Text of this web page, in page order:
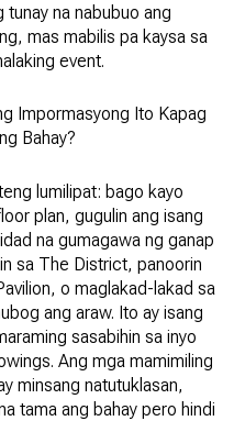
na nabubuo ang
mas mabilis pa kaysa sa
event.
Impormasyong Ito Kapag
Bahay?
lumilipat: bago kayo
plan, gugulin ang isang
na gumagawa ng ganap
sa The District, panoorin
o maglakad-lakad sa
ang araw. Ito ay isang
sasabihin sa inyo
Ang mga mamimiling
minsang natutuklasan,
tama ang bahay pero hindi